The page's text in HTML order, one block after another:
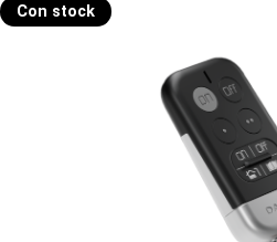
Con stock